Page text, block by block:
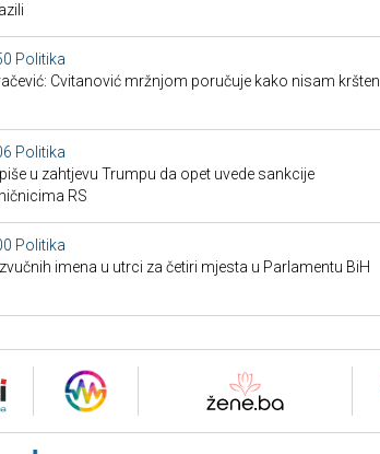
Politika
Cvitanović mržnjom poručuje kako nisam kršten
Politika
u zahtjevu Trumpu da opet uvede sankcije
RS
Politika
imena u utrci za četiri mjesta u Parlamentu BiH